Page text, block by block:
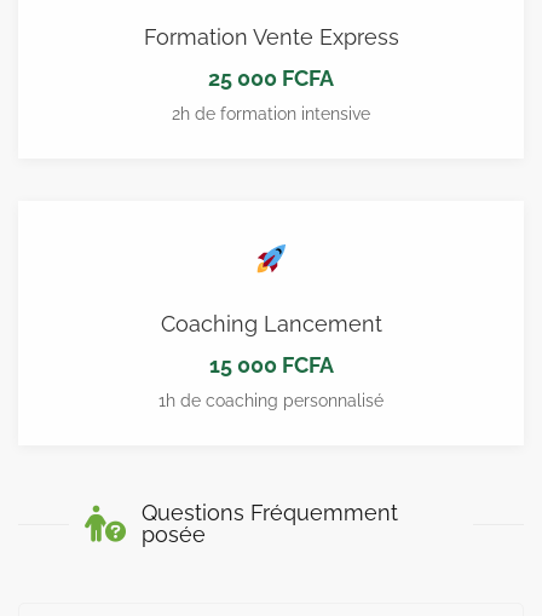
Formation Vente Express
25 000 FCFA
2h de formation intensive
Coaching Lancement
15 000 FCFA
1h de coaching personnalisé
Questions Fréquemment
posée